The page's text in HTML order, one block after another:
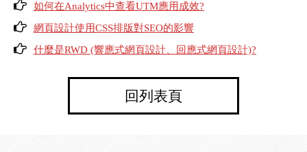
如何在Analytics中查看UTM應用成效?
網頁設計使用CSS排版對SEO的影響
什麼是RWD (響應式網頁設計、回應式網頁設計)?
回列表頁